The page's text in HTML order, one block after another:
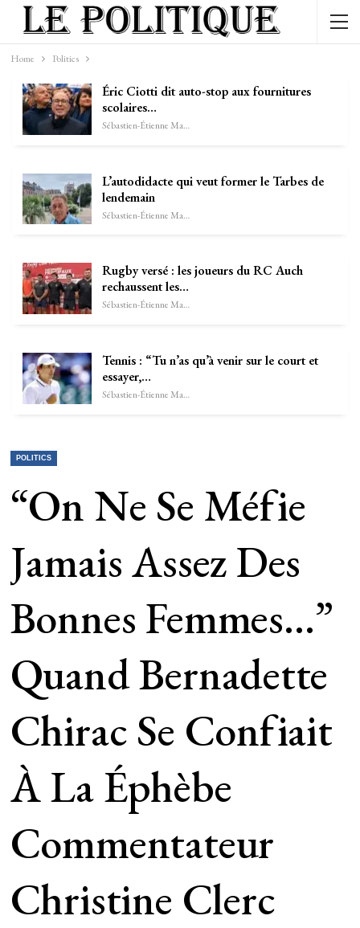
Home Politics
Éric Ciotti dit auto-stop aux fournitures
scolaires…
Sébastien-Étienne Marechal
L’autodidacte qui veut former le Tarbes de
lendemain
Sébastien-Étienne Marechal
Rugby versé : les joueurs du RC Auch
rechaussent les…
Sébastien-Étienne Marechal
Tennis : “Tu n’as qu’à venir sur le court et
essayer,…
Sébastien-Étienne Marechal
POLITICS
“On Ne Se Méfie
Jamais Assez Des
Bonnes Femmes…”
Quand Bernadette
Chirac Se Confiait
À La Éphèbe
Commentateur
Christine Clerc